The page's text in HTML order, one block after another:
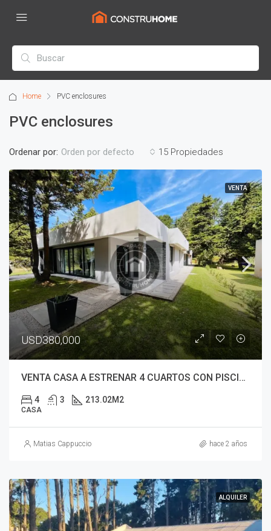
Home PVC enclosures
PVC enclosures
15 Propiedades
Ordenar por: Orden por defecto
VENTA
USD380,000
VENTA CASA A ESTRENAR 4 CUARTOS CON PISCINA COSTA ESMERALDA
4 3 213.02M2
CASA
Matias Cappuccio hace 2 años
ALQUILER